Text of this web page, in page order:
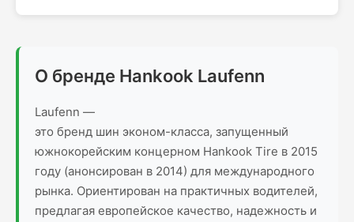
О бренде Hankook Laufenn
Laufenn —
это бренд шин эконом-класса, запущенный
южнокорейским концерном Hankook Tire в 2015
году (анонсирован в 2014) для международного
рынка. Ориентирован на практичных водителей,
предлагая европейское качество, надежность и